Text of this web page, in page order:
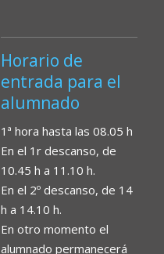
Horario de
entrada para el
alumnado
1ª hora hasta las 08.05 h
En el 1r descanso, de
10.45 h a 11.10 h.
En el 2º descanso, de 14
h a 14.10 h.
En otro momento el
alumnado permanecerá